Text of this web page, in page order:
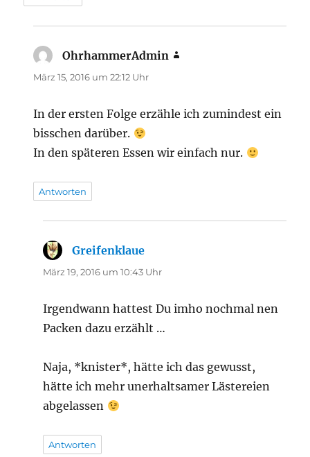
OhrhammerAdmin
März 15, 2016 um 22:12 Uhr
In der ersten Folge erzähle ich zumindest ein
bisschen darüber.
In den späteren Essen wir einfach nur.
Antworten
Greifenklaue
März 19, 2016 um 10:43 Uhr
Irgendwann hattest Du imho nochmal nen
Packen dazu erzählt …
Naja, *knister*, hätte ich das gewusst,
hätte ich mehr unerhaltsamer Lästereien
abgelassen
Antworten